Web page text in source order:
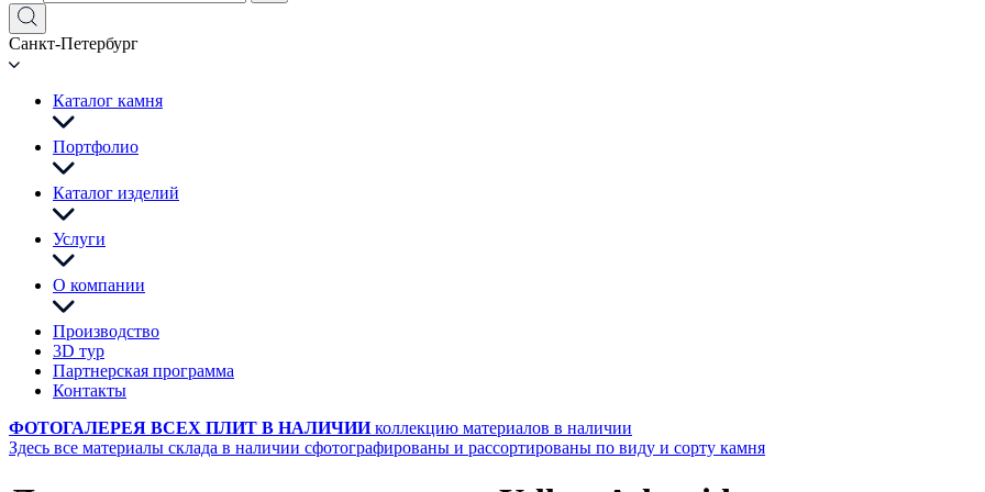
Санкт-Петербург
Каталог камня
Портфолио
Каталог изделий
Услуги
О компании
Производство
3D тур
Партнерская программа
Контакты
ФОТОГАЛЕРЕЯ ВСЕХ ПЛИТ В НАЛИЧИИ коллекцию материалов в наличии
Здесь все материалы склада в наличии сфотографированы и рассортированы по виду и сорту камня